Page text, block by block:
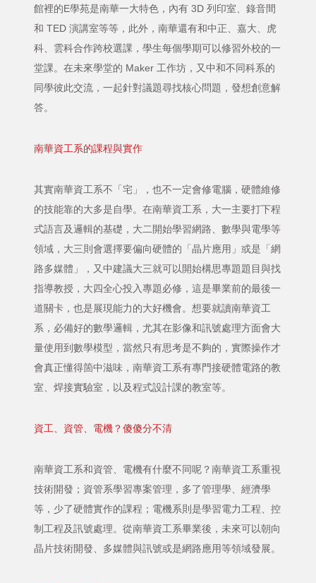
館裡的E學苑是南華一大特色，內有 3D 列印室、錄音間
和 TED 演講室等等，此外，南華還有和中正、嘉大、虎
科、雲科合作跨校選課，學生每個學期可以修習外校的一
堂課。在未來學堂的 Maker 工作坊，又中和不同科系的
同學彼此交流，一起針對議題尋找核心問題，發想創意解
答。
南華資工系的課程與實作
其實南華資工系不「宅」，也不一定會修電腦，硬體維修
的技能靠的大多是自學。在南華資工系，大一主要打下程
式語言及邏輯的基礎，大二開始學習網路、數學與電學等
領域，大三則會選擇要偏向硬體的「晶片應用」或是「網
路多媒體」，又中建議大三就可以開始構思專題題目與找
指導教授，大四全心投入專題必修，這是畢業前的最後一
道關卡，也是展現能力的大好機會。想要就讀南華資工
系，必備好的數學邏輯，尤其在影像和訊號處理方面會大
量使用到數學模型，當然只有思考是不夠的，實際操作才
會真正懂得箇中滋味，南華資工系有專門接硬體電路的教
室、焊接實驗室，以及程式設計課的教室等。
資工、資管、電機？傻傻分不清
南華資工系和資管、電機有什麼不同呢？南華資工系重視
技術開發；資管系學習專案管理，多了管理學、經濟學
等，少了硬體實作的課程；電機系則是學習電力工程、控
制工程及訊號處理。從南華資工系畢業後，未來可以朝向
晶片技術開發、多媒體與訊號或是網路應用等領域發展。